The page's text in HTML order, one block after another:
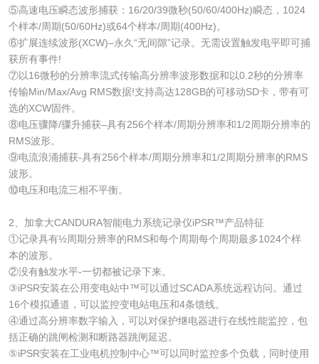
⑤高速电压瞬态波形捕获：16/20/39微秒(50/60/400Hz)瞬态，1024
个样本/周期(50/60Hz)或64个样本/周期(400Hz)。
⑥扩展连续波形(XCW)–永久“无间隙”记录。无需设置触发电平即可捕
获所有事件!
⑦以16微秒的分辨率流式传输高分辨率波形数据和以0.2秒的分辨率
传输Min/Max/Avg RMS数据!支持高达128GB的可移动SD卡，带有可
选的XCW固件。
⑧电压骤降/骤升捕获–具有256个样本/周期分辨率和1/2周期分辨率的
RMS波形。
⑨电流浪涌捕获-具有256个样本/周期分辨率和1/2周期分辨率的RMS
波形。
⑩电压和电流三相不平衡。
2、加拿大CANDURA智能电力系统记录仪iPSR™产品特征
①记录具有½周期分辨率的RMS和每个周期每个周期最多1024个样
本的波形。
②没有触发水平-一切都被记录下来。
③iPSR安装在公用变电站中™可以通过SCADA系统远程访问。通过
16个模拟通道，可以监控变电站电压和4条馈线。
④通过高分辨率数字输入，可以对保护继电器进行在线性能监控，包
括正确的跳闸检测和断路器跳闸延迟。
⑤iPSR安装在工业电机控制中心™可以同时监控多个负载，同时使用